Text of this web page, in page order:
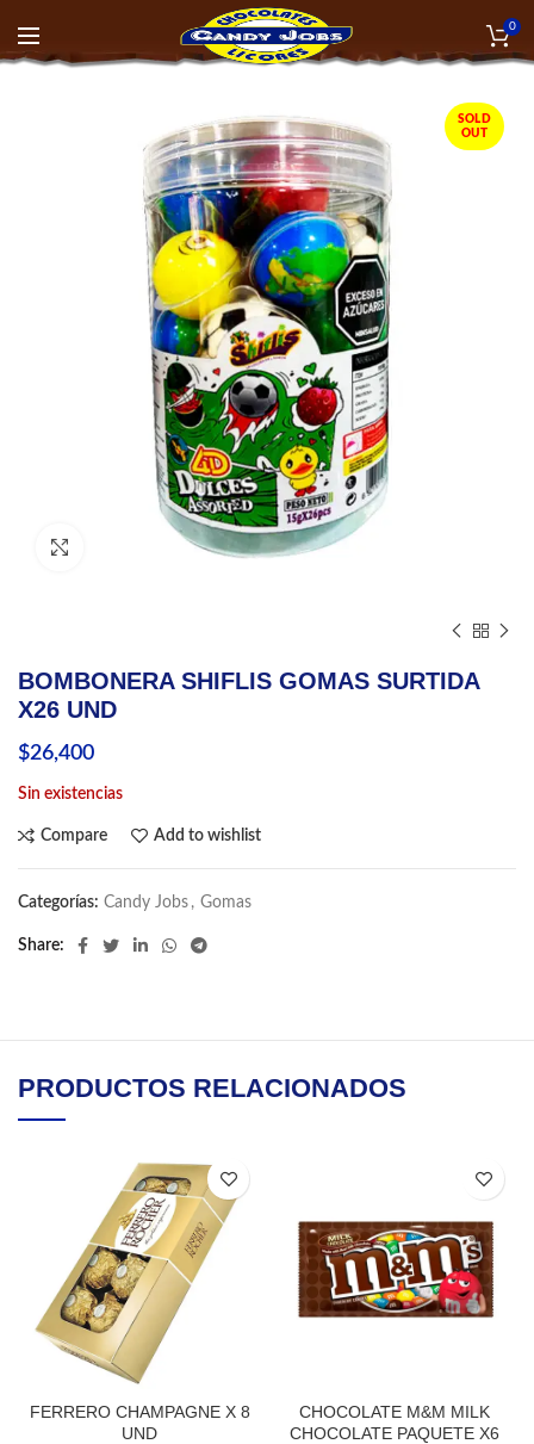
0
SOLD
OUT
Click to enlarge
BOMBONERA SHIFLIS GOMAS SURTIDA
X26 UND
$26,400
Sin existencias
Compare Add to wishlist
Categorías: Candy Jobs , Gomas
Share
PRODUCTOS RELACIONADOS
FERRERO CHAMPAGNE X 8
UND
CHOCOLATE M&M MILK
CHOCOLATE PAQUETE X6